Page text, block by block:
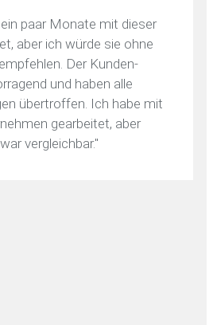
paar Monate mit dieser
aber ich würde sie ohne
Der Kunden-
und haben alle
übertroffen. Ich habe mit
gearbeitet, aber
vergleichbar."